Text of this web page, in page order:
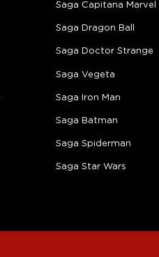
Saga Capitana Marvel
Saga Dragon Ball
Saga Doctor Strange
Saga Vegeta
Saga Iron Man
Saga Batman
Saga Spiderman
Saga Star Wars